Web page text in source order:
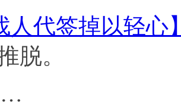
人代签掉以轻心
脱。